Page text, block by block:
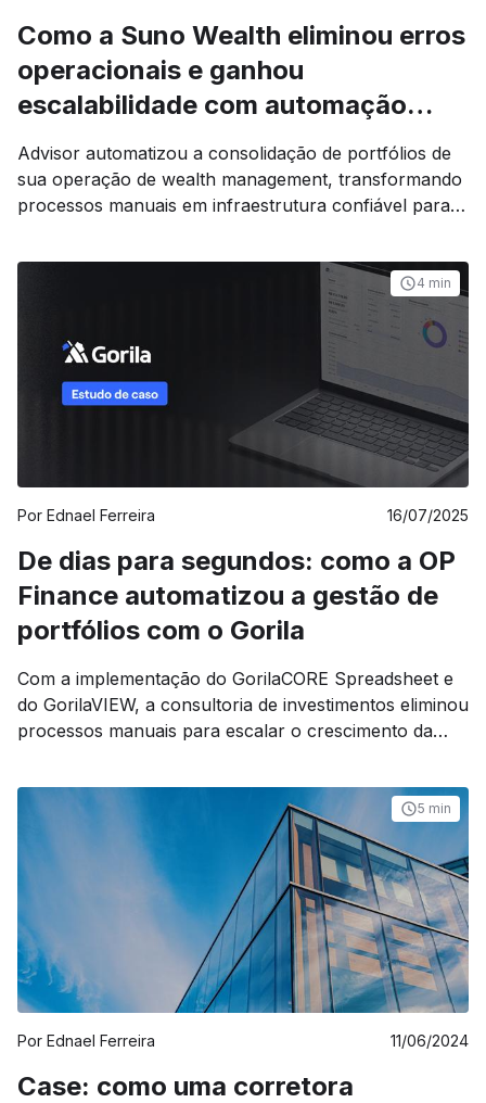
Como a Suno Wealth eliminou erros
operacionais e ganhou
escalabilidade com automação
inteligente
Advisor automatizou a consolidação de portfólios de
sua operação de wealth management, transformando
processos manuais em infraestrutura confiável para
4 min
Por Ednael Ferreira 16/07/2025
De dias para segundos: como a OP
Finance automatizou a gestão de
portfólios com o Gorila
Com a implementação do GorilaCORE Spreadsheet e
do GorilaVIEW, a consultoria de investimentos eliminou
processos manuais para escalar o crescimento da
5 min
Por Ednael Ferreira 11/06/2024
Case: como uma corretora